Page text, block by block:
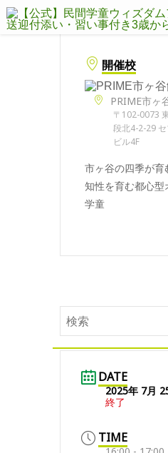
開催校
PRIME市ヶ
〒102-0073
段北4-2-29
ビル4F
市ヶ谷の四季が育
知性を育む都心型
学童
DATE
2025年 7月
終了
TIME